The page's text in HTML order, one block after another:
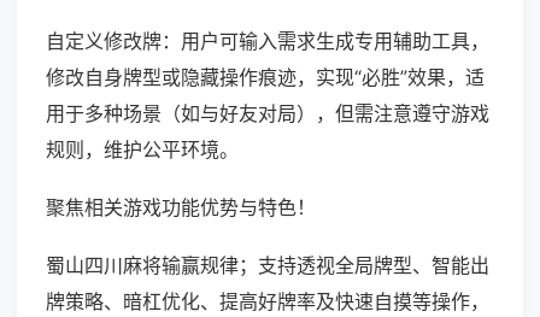
自定义修改牌：用户可输入需求生成专用辅助工具，
修改自身牌型或隐藏操作痕迹，实现“必胜”效果，适
用于多种场景（如与好友对局），但需注意遵守游戏
规则，维护公平环境。
聚焦相关游戏功能优势与特色！
蜀山四川麻将输赢规律；支持透视全局牌型、智能出
牌策略、暗杠优化、提高好牌率及快速自摸等操作，